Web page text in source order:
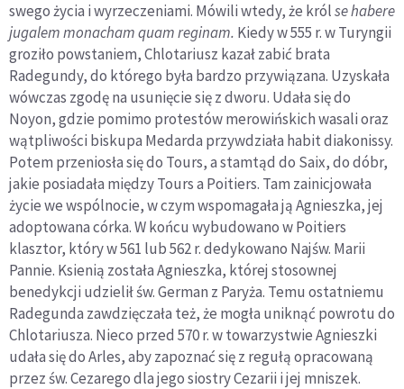
swego życia i wyrzeczeniami. Mówili wtedy, że królse habere
jugalem monacham quam reginam. Kiedy w 555 r. w Turyngii
groziło powstaniem, Chlotariusz kazał zabić brata
Radegundy, do którego była bardzo przywiązana. Uzyskała
wówczas zgodę na usunięcie się z dworu. Udała się do
Noyon, gdzie pomimo protestów merowińskich wasali oraz
wątpliwości biskupa Medarda przywdziała habit diakonissy.
Potem przeniosła się do Tours, a stamtąd do Saix, do dóbr,
jakie posiadała między Tours a Poitiers. Tam zainicjowała
życie we wspólnocie, w czym wspomagała ją Agnieszka, jej
adoptowana córka. W końcu wybudowano w Poitiers
klasztor, który w 561 lub 562 r. dedykowano Najśw. Marii
Pannie. Ksienią została Agnieszka, której stosownej
benedykcji udzielił św. German z Paryża. Temu ostatniemu
Radegunda zawdzięczała też, że mogła uniknąć powrotu do
Chlotariusza. Nieco przed 570 r. w towarzystwie Agnieszki
udała się do Arles, aby zapoznać się z regułą opracowaną
przez św. Cezarego dla jego siostry Cezarii i jej mniszek.